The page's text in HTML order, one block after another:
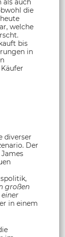
als auch
die
welche
bis
in
diverser
Der
großen
in einem